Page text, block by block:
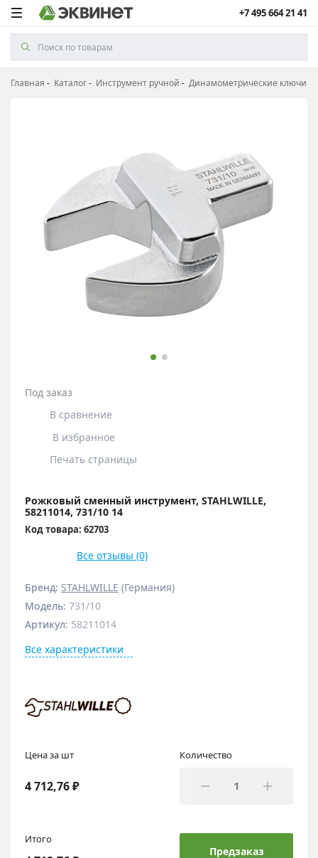
+7 495 664 21 41
Главная Каталог Инструмент ручной Динамометрические ключи и
Под заказ
В сравнение
В избранное
Печать страницы
Рожковый сменный инструмент, STAHLWILLE,
58211014, 731/10 14
Код товара: 62703
Все отзывы (0)
Бренд: STAHLWILLE (Германия)
Модель: 731/10
Артикул: 58211014
Все характеристики
Цена за шт
4 712,76 ₽
Количество
Итого
Предзаказ